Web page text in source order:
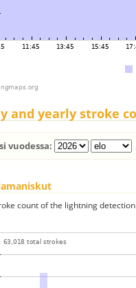
and yearly stroke
vuodessa:
count of the lightning